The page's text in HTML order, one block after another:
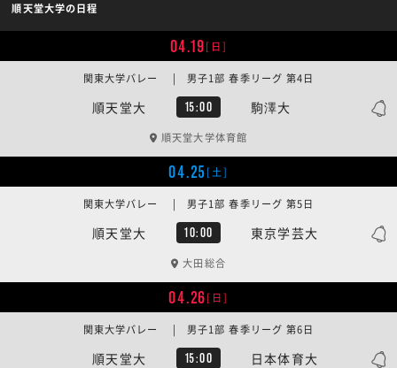
順天堂大学の日程
04.19[日]
順天堂大 15:00 駒澤大
関東大学バレー | 男子1部 春季リーグ 第4日
順天堂大学体育館
04.25[土]
順天堂大 10:00 東京学芸大
関東大学バレー | 男子1部 春季リーグ 第5日
大田総合
04.26[日]
順天堂大 15:00 日本体育大
関東大学バレー | 男子1部 春季リーグ 第6日